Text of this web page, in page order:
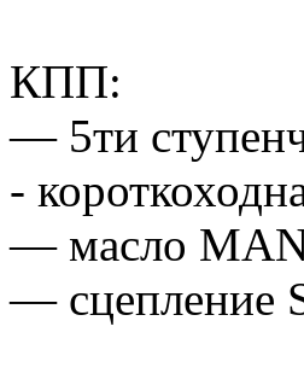
КПП:
— 5ти
-
— масло
— сцепление